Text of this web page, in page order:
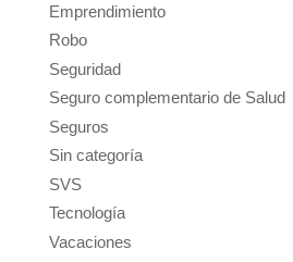
Emprendimiento
Robo
Seguridad
Seguro complementario de Salud
Seguros
Sin categoría
SVS
Tecnología
Vacaciones